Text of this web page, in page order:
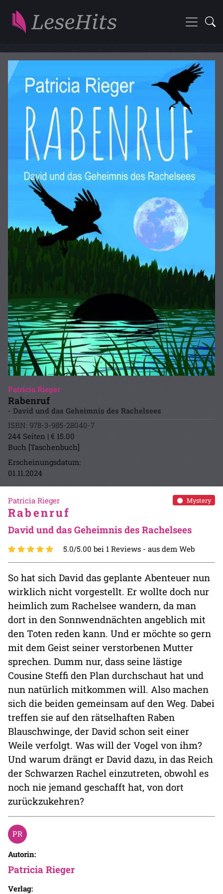
Patricia Rieger
Rabenruf
- David und das Geheimnis des Rachelsees
ISBN: 978-3-985-28040-7
244 Seiten | € 15.00
Buch [Taschenbuch]
Erscheinungsdatum:
01.11.2024
Mystery
Patricia Rieger
Rabenruf
David und das Geheimnis des Rachelsees
5.0/5.00 bei 1 Reviews - aus dem Web
So hat sich David das geplante Abenteuer nun
wirklich nicht vorgestellt. Er wollte doch nur
heimlich zum Rachelsee wandern, da man
dort in den Sonnwendnächten angeblich mit
den Toten reden kann. Und er möchte so gern
mit dem Geist seiner verstorbenen Mutter
sprechen. Dumm nur, dass seine lästige
Cousine Steffi den Plan durchschaut hat und
nun natürlich mitkommen will. Also machen
sich die beiden gemeinsam auf den Weg. Dabei
treffen sie auf den rätselhaften Raben
Blauschwinge, der David schon seit einer
Weile verfolgt. Was will der Vogel von ihm?
Und warum drängt er David dazu, in das Reich
der Schwarzen Rachel einzutreten, obwohl es
noch nie jemand geschafft hat, von dort
zurückzukehren?
Autorin:
Patricia Rieger
Verlag: